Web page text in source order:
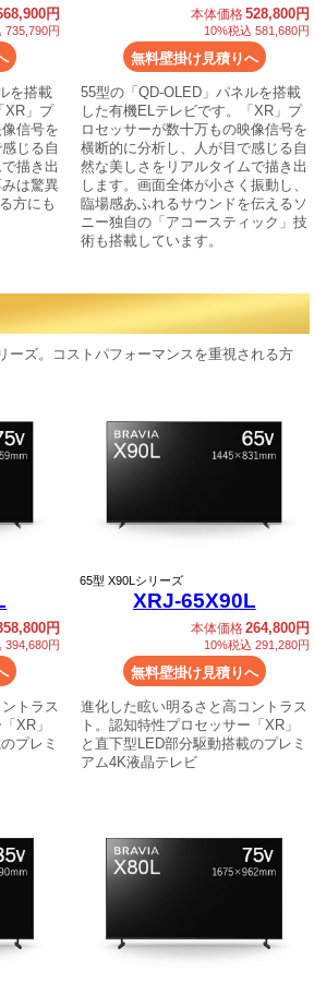
円
735,790円
を搭載
XR」プ
信号を
じる自
描き出
は驚異
方にも
本体価格528,800円
10%税込 581,680円
無料壁掛け見積りへ
55型の「QD-OLED」パネルを搭載
した有機ELテレビです。「XR」プ
ロセッサーが数十万もの映像信号を
横断的に分析し、人が目で感じる自
然な美しさをリアルタイムで描き出
します。画面全体が小さく振動し、
臨場感あふれるサウンドを伝えるソ
ニー独自の「アコースティック」技
術も搭載しています。
ーズ。コストパフォーマンスを重視される方
円
394,680円
トラス
XR」
プレミ
65型 X90Lシリーズ
XRJ-65X90L
本体価格264,800円
10%税込 291,280円
無料壁掛け見積りへ
進化した眩い明るさと高コントラス
ト。認知特性プロセッサー「XR」
と直下型LED部分駆動搭載のプレミ
アム4K液晶テレビ